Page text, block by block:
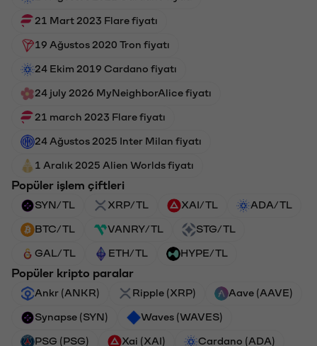
21 Mart 2023 Flare fiyatı
19 Ağustos 2020 Tron fiyatı
24 Ekim 2019 Cardano fiyatı
24 july 2026 MyNeighborAlice fiyatı
21 march 2023 Flare fiyatı
24 Ağustos 2025 Inter Milan fiyatı
1 Aralık 2025 Alien Worlds fiyatı
Popüler işlem çiftleri
SYN/TL XRP/TL XAI/TL ADA/TL
BTC/TL VANRY/TL STG/TL
GAL/TL ETH/TL HYPE/TL
Popüler kripto paralar
Ankr (ANKR) Ripple (XRP) Aave (AAVE)
Synapse (SYN) Waves (WAVES)
PSG (PSG) Xai (XAI) Cardano (ADA)